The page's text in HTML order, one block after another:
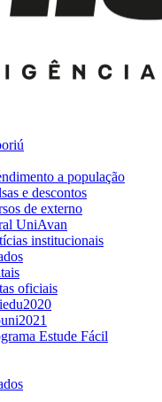
a população
e descontos
de externo
UniAvan
institucionais
oficiais
Estude Fácil